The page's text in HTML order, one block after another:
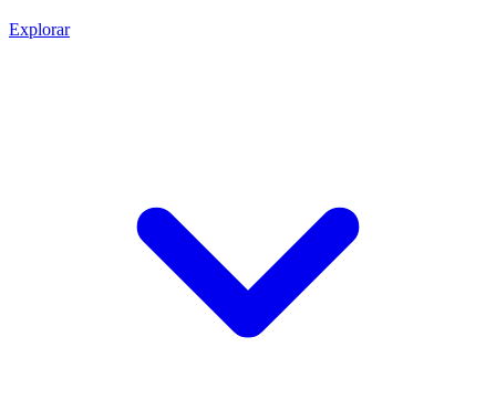
Explorar